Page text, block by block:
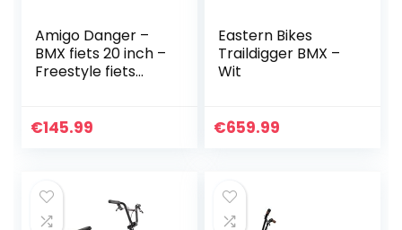
Amigo Danger –
BMX fiets 20 inch –
Freestyle fiets
brakes, 360° Rotor
€145.99
Eastern Bikes
Traildigger BMX –
Wit
€659.99